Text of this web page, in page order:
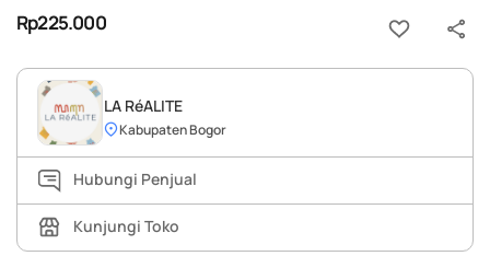
Rp225.000
LA RéALITE
Kabupaten Bogor
Hubungi Penjual
Kunjungi Toko